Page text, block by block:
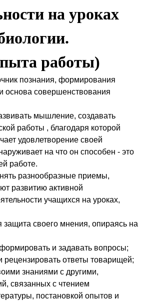
на уроках
работы)
познания, формирования
основа совершенствования
мышление, создавать
работы , благодаря которой
удовлетворение своей
на что он способен - это
работе.
разнообразные приемы,
развитию активной
учащихся на уроках,
защита своего мнения, опираясь на
и задавать вопросы;
рецензировать ответы товарищей;
знаниями с другими,
связанных с чтением
постановкой опытов и